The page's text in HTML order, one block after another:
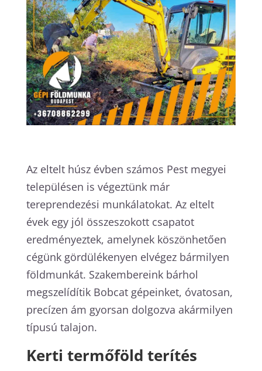
Az eltelt húsz évben számos Pest megyei
településen is végeztünk már
tereprendezési munkálatokat. Az eltelt
évek egy jól összeszokott csapatot
eredményeztek, amelynek köszönhetően
cégünk gördülékenyen elvégez bármilyen
földmunkát. Szakembereink bárhol
megszelídítik Bobcat gépeinket, óvatosan,
precízen ám gyorsan dolgozva akármilyen
típusú talajon.
Kerti termőföld terítés